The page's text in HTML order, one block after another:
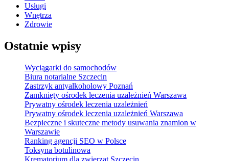
Usługi
Wnętrza
Zdrowie
Ostatnie wpisy
Wyciągarki do samochodów
Biura notarialne Szczecin
Zastrzyk antyalkoholowy Poznań
Zamknięty ośrodek leczenia uzależnień Warszawa
Prywatny ośrodek leczenia uzależnień
Prywatny ośrodek leczenia uzależnień Warszawa
Bezpieczne i skuteczne metody usuwania znamion w
Warszawie
Ranking agencji SEO w Polsce
Toksyna botulinowa